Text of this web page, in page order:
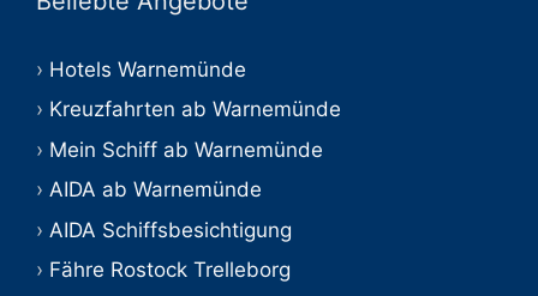
Hotels Warnemünde
Kreuzfahrten ab Warnemünde
Mein Schiff ab Warnemünde
AIDA ab Warnemünde
AIDA Schiffsbesichtigung
Fähre Rostock Trelleborg